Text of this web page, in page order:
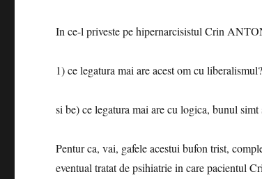
In ce-l priveste pe hipernarcisistul Crin
1) ce legatura mai are acest om cu liberalismul?
si be) ce legatura mai are cu logica, bunul
Pentur ca, vai, gafele acestui bufon trist,
eventual tratat de psihiatrie in care pacientul